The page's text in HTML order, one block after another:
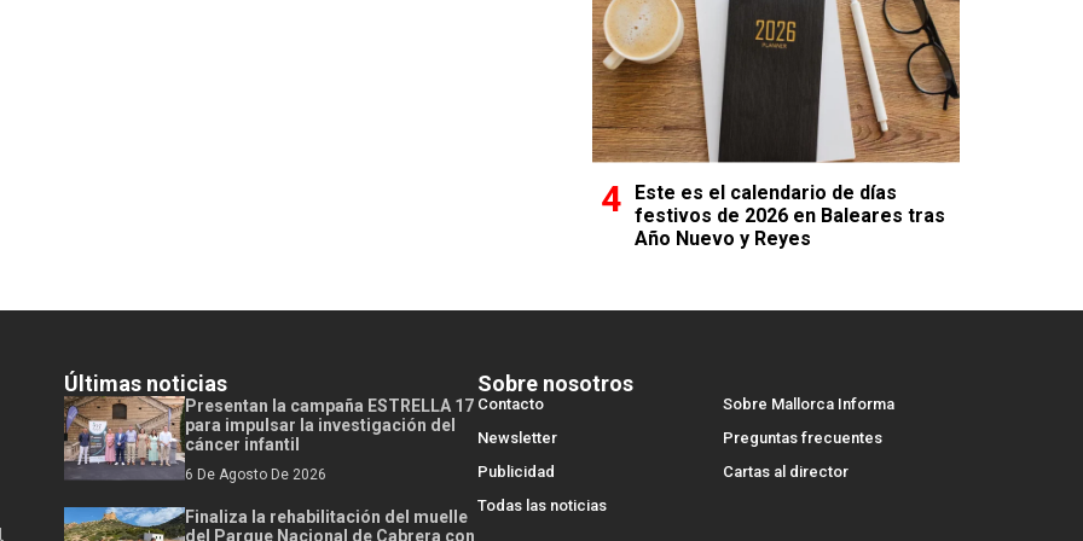
Este es el calendario de días
festivos de 2026 en Baleares tras
Año Nuevo y Reyes
Últimas noticias
Presentan la campaña ESTRELLA 17
para impulsar la investigación del
cáncer infantil
6 De Agosto De 2026
Finaliza la rehabilitación del muelle
del Parque Nacional de Cabrera con
Sobre nosotros
Contacto
Sobre Mallorca Informa
Newsletter
Preguntas frecuentes
Publicidad
Cartas al director
Todas las noticias